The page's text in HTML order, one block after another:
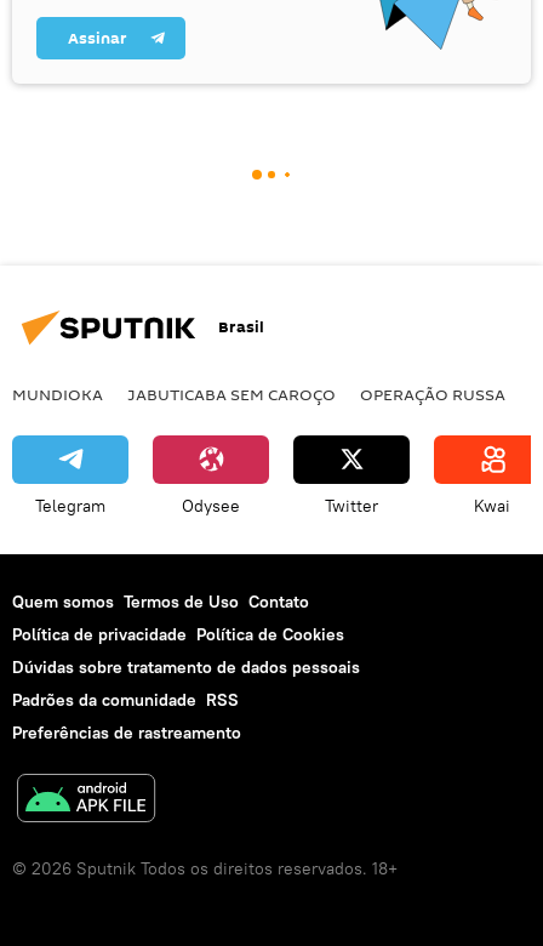
Assinar
Brasil
MUNDIOKA JABUTICABA SEM CAROÇO OPERAÇÃO RUSSA
Telegram Odysee Twitter Kwai
Quem somos Termos de Uso Contato
Política de privacidade Política de Cookies
Dúvidas sobre tratamento de dados pessoais
Padrões da comunidade RSS
Preferências de rastreamento
© 2026 Sputnik Todos os direitos reservados. 18+